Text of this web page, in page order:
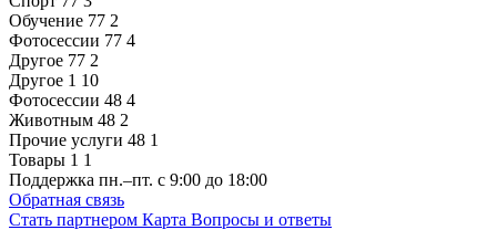
Обучение 77 2
Фотосессии 77 4
Другое 77 2
Другое 1 10
Фотосессии 48 4
Животным 48 2
Прочие услуги 48 1
Товары 1 1
Поддержка пн.–пт. с 9:00 до 18:00
Обратная связь
Стать партнером Карта Вопросы и ответы